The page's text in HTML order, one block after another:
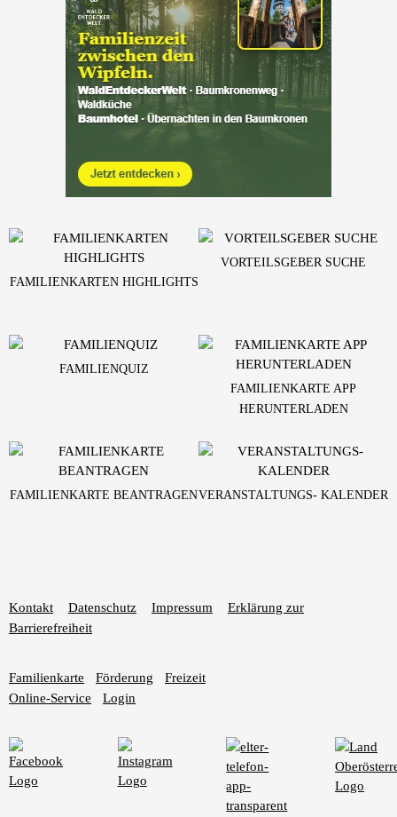
Kontakt Datenschutz Impressum
Erklärung zur
Barrierefreiheit
Familienkarte Förderung
Freizeit
Online-Service
Login
FAMILIENKARTEN HIGHLIGHTS
VORTEILSGEBER SUCHE
FAMILIENQUIZ
FAMILIENKARTE APP
HERUNTERLADEN
FAMILIENKARTE BEANTRAGENVERANSTALTUNGS- KALENDER